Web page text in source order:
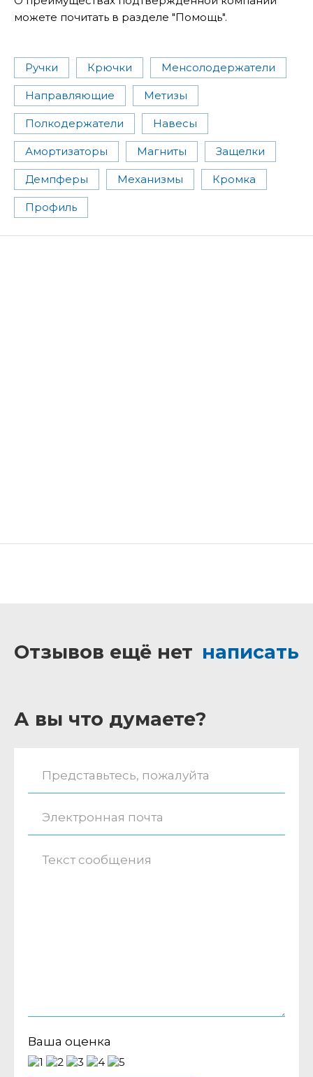
можете почитать в разделе "Помощь".
Ручки Крючки Менсолодержатели
Направляющие Метизы
Полкодержатели Навесы
Амортизаторы Магниты Защелки
Демпферы Механизмы Кромка
Профиль
Отзывов ещё нет написать
А вы что думаете?
Ваша оценка